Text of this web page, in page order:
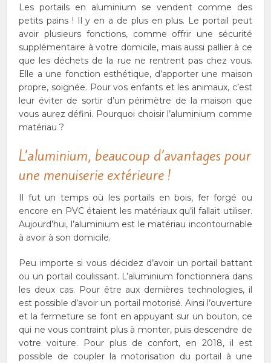
Les portails en aluminium se vendent comme des
petits pains ! Il y en a de plus en plus. Le portail peut
avoir plusieurs fonctions, comme offrir une sécurité
supplémentaire à votre domicile, mais aussi pallier à ce
que les déchets de la rue ne rentrent pas chez vous.
Elle a une fonction esthétique, d’apporter une maison
propre, soignée. Pour vos enfants et les animaux, c’est
leur éviter de sortir d’un périmètre de la maison que
vous aurez défini. Pourquoi choisir l’aluminium comme
matériau ?
L’aluminium, beaucoup d’avantages pour
une menuiserie extérieure !
Il fut un temps où les portails en bois, fer forgé ou
encore en PVC étaient les matériaux qu’il fallait utiliser.
Aujourd’hui, l’aluminium est le matériau incontournable
à avoir à son domicile.
Peu importe si vous décidez d’avoir un portail battant
ou un portail coulissant. L’aluminium fonctionnera dans
les deux cas. Pour être aux dernières technologies, il
est possible d’avoir un portail motorisé. Ainsi l’ouverture
et la fermeture se font en appuyant sur un bouton, ce
qui ne vous contraint plus à monter, puis descendre de
votre voiture. Pour plus de confort, en 2018, il est
possible de coupler la motorisation du portail à une